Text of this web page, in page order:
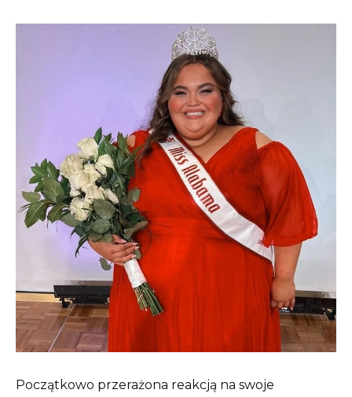
Początkowo przerażona reakcją na swoje